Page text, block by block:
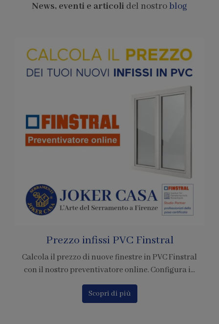
News, eventi e articoli del nostroblog
Pagamenti con Bitcoin
È ufficiale! Abbiamo accreditato la nostra
per l'adesione al circuito di pagamento tramite
Scopri di più